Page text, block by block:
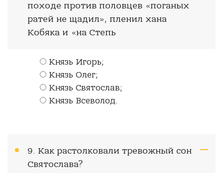
походе против половцев «поганых
ратей не щадил», пленил хана
Кобяка и «на Степь
Князь Игорь;
Князь Олег;
Князь Святослав;
Князь Всеволод.
9. Как растолковали тревожный сон
Святослава?